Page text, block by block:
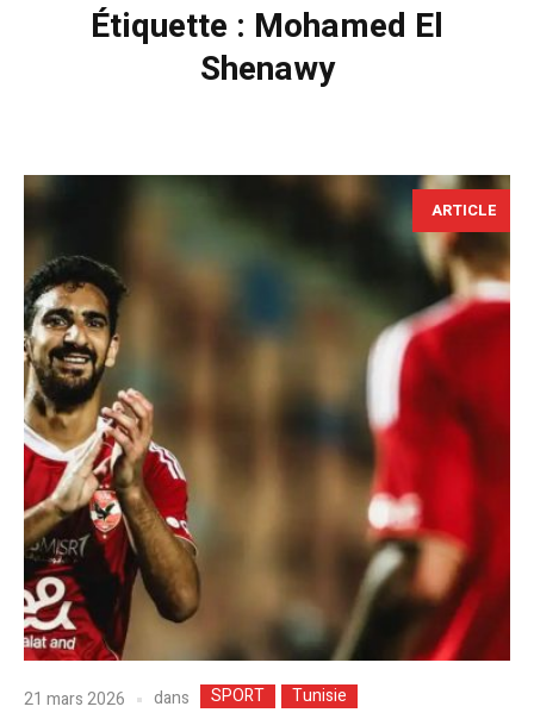
Étiquette : Mohamed El
Shenawy
ARTICLE
21 mars 2026 dans SPORT Tunisie